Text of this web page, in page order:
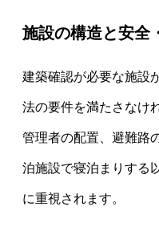
施設の構造と安全
建築確認が必要な施設
法の要件を満たさなけ
管理者の配置、避難路
泊施設で寝泊まりする
に重視されます。